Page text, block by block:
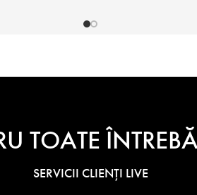
TOATE
SERVICII CLIENȚI LIVE